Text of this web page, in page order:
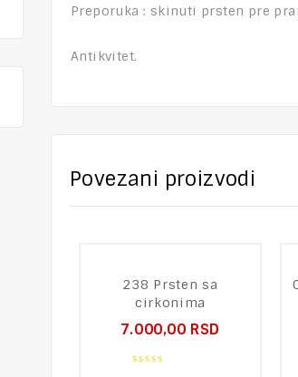
Preporuka : skinuti prsten pre
Antikvitet.
Povezani proizvodi
238 Prsten sa
cirkonima
7.000,00 RSD